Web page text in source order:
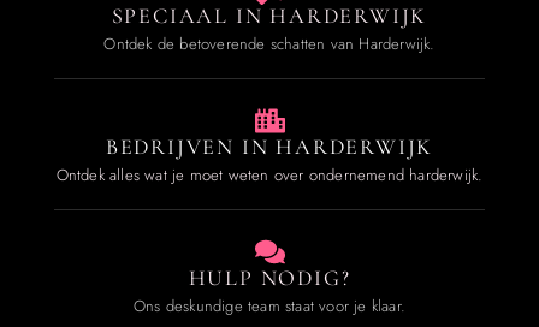
SPECIAAL IN HARDERWIJK
Ontdek de betoverende schatten van Harderwijk.
BEDRIJVEN IN HARDERWIJK
Ontdek alles wat je moet weten over ondernemend harderwijk.
HULP NODIG?
Ons deskundige team staat voor je klaar.